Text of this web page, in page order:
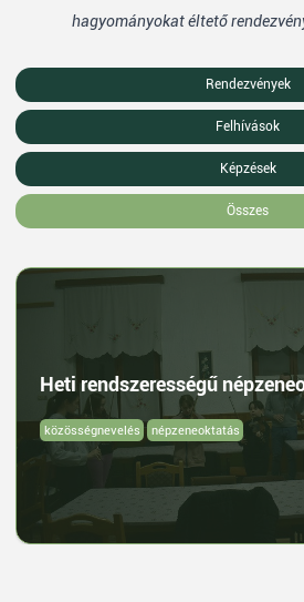
hagyományokat éltető
Rendezvények
Felhívások
Képzések
Összes
Heti rendszerességű
közösségnevelés népzeneoktatás